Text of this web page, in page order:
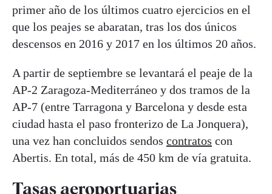
primer año de los últimos cuatro ejercicios en el
que los peajes se abaratan, tras los dos únicos
descensos en 2016 y 2017 en los últimos 20 años.
A partir de septiembre se levantará el peaje de la
AP-2 Zaragoza-Mediterráneo y dos tramos de la
AP-7 (entre Tarragona y Barcelona y desde esta
ciudad hasta el paso fronterizo de La Jonquera),
una vez han concluidos sendos contratos con
Abertis. En total, más de 450 km de vía gratuita.
Tasas aeroportuarias